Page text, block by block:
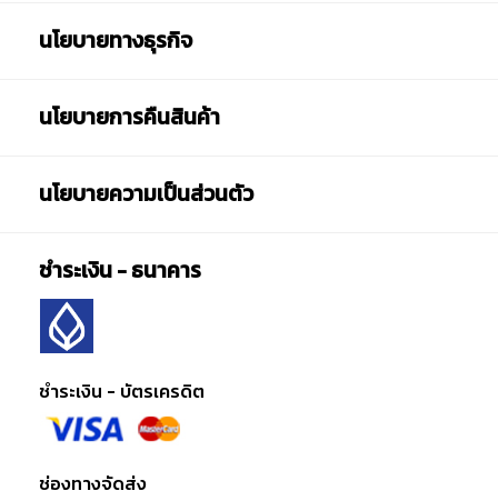
นโยบายทางธุรกิจ
นโยบายการคืนสินค้า
นโยบายความเป็นส่วนตัว
ชำระเงิน - ธนาคาร
ชำระเงิน - บัตรเครดิต
ช่องทางจัดส่ง